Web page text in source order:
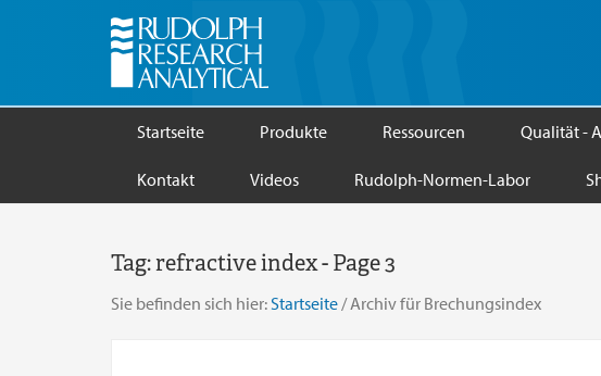
Startseite Produkte Ressourcen Qualität -
Kontakt Videos Rudolph-Normen-Labor
Tag:refractive index- Page 3
Sie befinden sich hier: Startseite /Archiv für Brechungsindex